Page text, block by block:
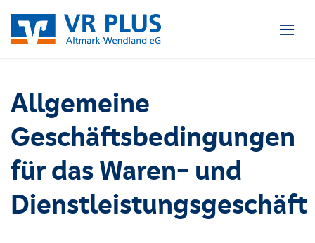
Allgemeine
Geschäftsbedingungen
für das Waren- und
Dienstleistungsgeschäft